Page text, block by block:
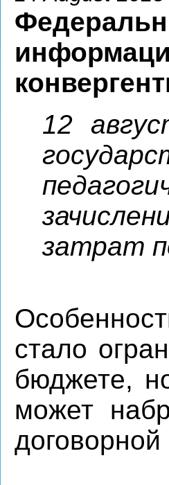
12
затрат
стало
бюджете,
может
договорной